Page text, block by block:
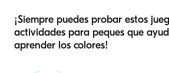
¡Siempre puedes probar estos
actividades para peques que
aprender los colores!